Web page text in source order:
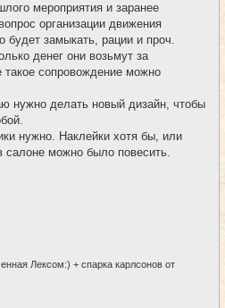
мероприятия и заранее
организации движения
будет замыкать, рации и проч.
денег они возьмут за
сопровождение можно
нужно делать новый дизайн, чтобы
нужно. Наклейки хотя бы, или
салоне можно было повесить.
Лексом:) + спарка карлсонов от